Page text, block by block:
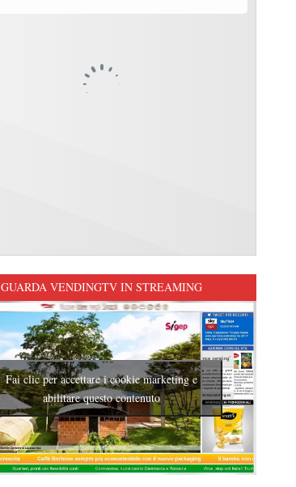
GUARDA VENDINGTV IN STREAMING
Fai clic per accettare i cookie marketing e
abilitare questo contenuto